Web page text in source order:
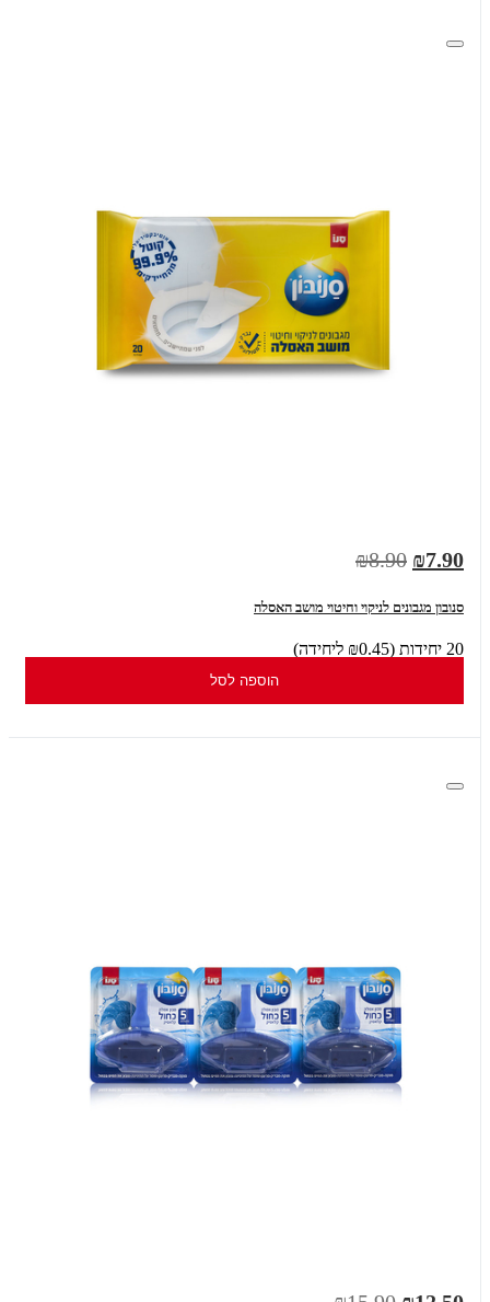
₪7.90
₪8.90
סנובון מגבונים לניקוי וחיטוי מושב האסלה
20 יחידות (₪0.45 ליחידה)
הוספה לסל